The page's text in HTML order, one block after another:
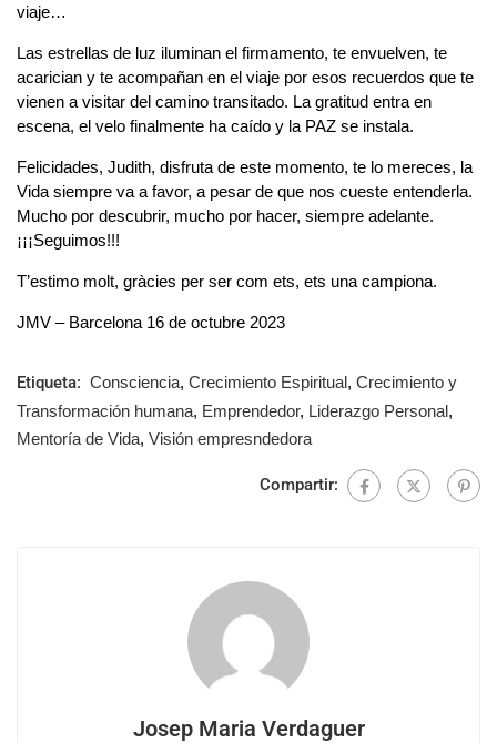
viaje…
Las estrellas de luz iluminan el firmamento, te envuelven, te
acarician y te acompañan en el viaje por esos recuerdos que te
vienen a visitar del camino transitado. La gratitud entra en
escena, el velo finalmente ha caído y la PAZ se instala.
Felicidades, Judith, disfruta de este momento, te lo mereces, la
Vida siempre va a favor, a pesar de que nos cueste entenderla.
Mucho por descubrir, mucho por hacer, siempre adelante.
¡¡¡Seguimos!!!
T’estimo molt, gràcies per ser com ets, ets una campiona.
JMV – Barcelona 16 de octubre 2023
Etiqueta: Consciencia, Crecimiento Espiritual, Crecimiento y
Transformación humana, Emprendedor, Liderazgo Personal,
Mentoría de Vida, Visión empresndedora
Compartir:
Josep Maria Verdaguer